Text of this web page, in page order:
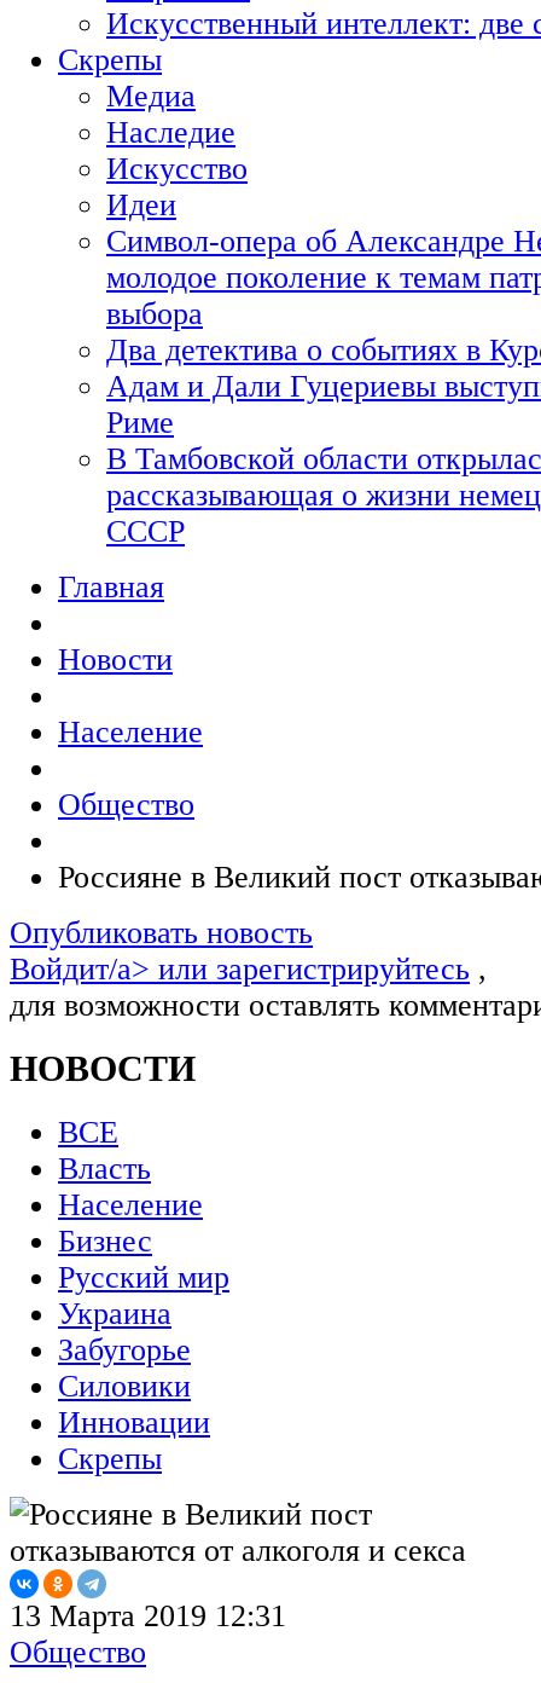
Искусственный интеллект:
Скрепы
Медиа
Наследие
Искусство
Идеи
Символ-опера об Александре
молодое поколение к темам
выбора
Два детектива о событиях в
Адам и Дали Гуцериевы
Риме
В Тамбовской области
рассказывающая о жизни
СССР
Главная
Новости
Население
Общество
Россияне в Великий пост
Опубликовать новость
Войдит/a> или зарегистрируйтесь ,
для возможности оставлять
НОВОСТИ
ВСЕ
Власть
Население
Бизнес
Русский мир
Украина
Забугорье
Силовики
Инновации
Скрепы
13 Марта 2019 12:31
Общество